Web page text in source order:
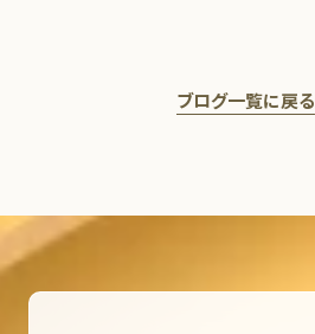
ブログ一覧に戻る